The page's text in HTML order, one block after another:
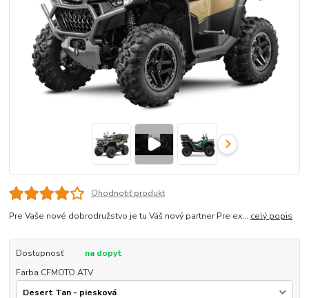
Ohodnotiť produkt
Pre Vaše nové dobrodružstvo je tu Váš nový partner Pre ex... celý popis
Dostupnosť
na dopyt
Farba CFMOTO ATV